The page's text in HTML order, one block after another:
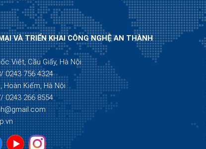
VÀ TRIỂN KHAI CÔNG NGHỆ AN THÀNH
Việt, Cầu Giấy, Hà Nội
0243 756 4324
Hoàn Kiếm, Hà Nội
0243 266 8554